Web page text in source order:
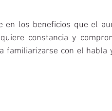
en los beneficios que el
constancia y
familiarizarse con el